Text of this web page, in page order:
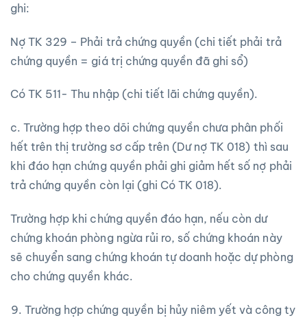
ghi:
Nợ TK 329 – Phải trả chứng quyền (chi tiết phải trả
chứng quyền = giá trị chứng quyền đã ghi sổ)
Có TK 511- Thu nhập (chi tiết lãi chứng quyền).
c. Trường hợp theo dõi chứng quyền chưa phân phối
hết trên thị trường sơ cấp trên (Dư nợ TK 018) thì sau
khi đáo hạn chứng quyền phải ghi giảm hết số nợ phải
trả chứng quyền còn lại (ghi Có TK 018).
Trường hợp khi chứng quyền đáo hạn, nếu còn dư
chứng khoán phòng ngừa rủi ro, số chứng khoán này
sẽ chuyển sang chứng khoán tự doanh hoặc dự phòng
cho chứng quyền khác.
Trường hợp chứng quyền bị hủy niêm yết và công ty